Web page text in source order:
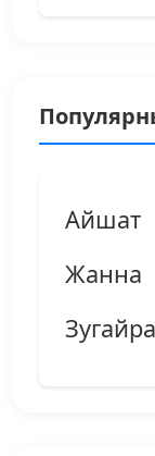
Айшат
Жанна